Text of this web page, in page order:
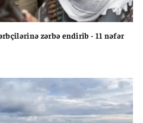
zərbə endirib - 11 nəfər